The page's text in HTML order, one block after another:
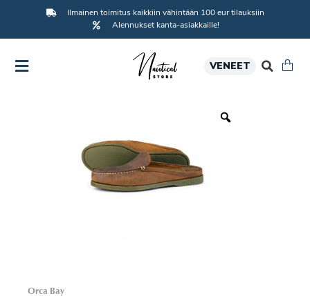
Ilmainen toimitus kaikkiin vähintään 100 eur tilauksiin
Alennukset kanta-asiakkaille!
VENEET
Orca Bay